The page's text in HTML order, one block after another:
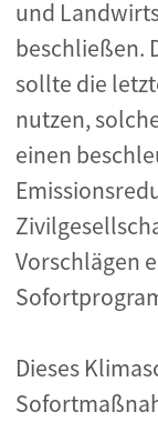
und
beschließen.
sollte die
nutzen,
einen
Vorschlägen
Dieses